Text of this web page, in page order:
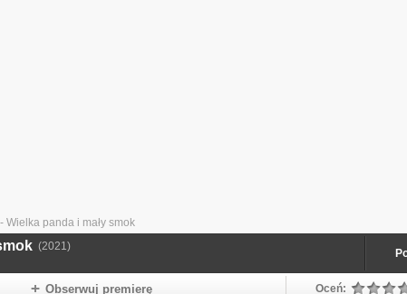
Wielka panda i mały smok
(2021)
Obserwuj premierę Oceń: